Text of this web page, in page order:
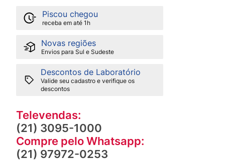
Piscou chegou
receba em até 1h
Novas regiões
Envios para Sul e Sudeste
Descontos de Laboratório
Valide seu cadastro e verifique os
descontos
Televendas:
(21) 3095-1000
Compre pelo Whatsapp:
(21) 97972-0253